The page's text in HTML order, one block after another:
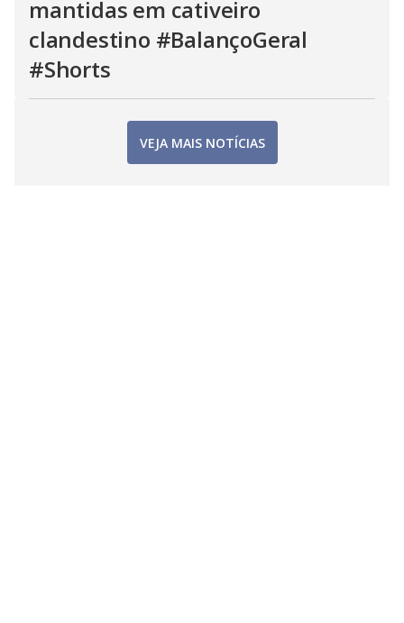
mantidas em cativeiro
clandestino #BalançoGeral
#Shorts
VEJA MAIS NOTÍCIAS